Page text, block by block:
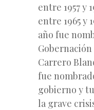
entre 1957 y
entre 1965 y
año fue
Carrero
fue
gobierno y
la grave